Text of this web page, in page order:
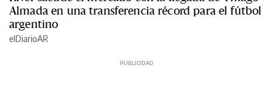
Almada en una transferencia récord para el fútbol
argentino
elDiarioAR